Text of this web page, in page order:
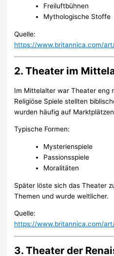
Freiluftbühnen
Mythologische Stoffe
Quelle:
https://www.britannica.com/
2. Theater im
Im Mittelalter war Theater eng
Religiöse Spiele stellten
wurden häufig auf
Typische Formen:
Mysterienspiele
Passionsspiele
Moralitäten
Später löste sich das Theater
Themen und wurde weltlicher.
Quelle:
https://www.britannica.com/
3. Theater der